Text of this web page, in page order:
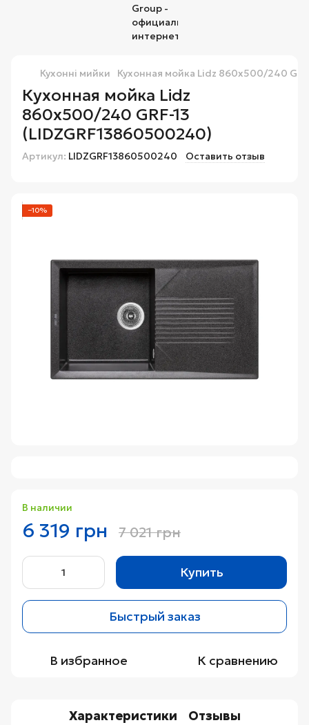
Кухонні мийки Кухонная мойка Lidz 860х500/240
Кухонная мойка Lidz
860х500/240 GRF-13
(LIDZGRF13860500240)
Артикул: LIDZGRF13860500240 Оставить отзыв
−10%
В наличии
6 319 грн 7 021 грн
Купить
Быстрый заказ
В избранное К сравнению
Характеристики Отзывы